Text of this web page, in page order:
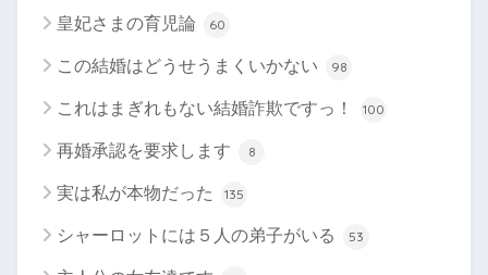
皇妃さまの育児論 60
この結婚はどうせうまくいかない 98
これはまぎれもない結婚詐欺ですっ！ 100
再婚承認を要求します 8
実は私が本物だった 135
シャーロットには５人の弟子がいる 53